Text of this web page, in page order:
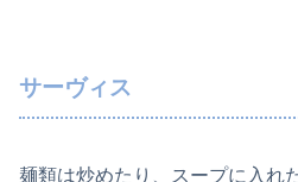
サーヴィス
麺類は炒めたり、スープに入れ